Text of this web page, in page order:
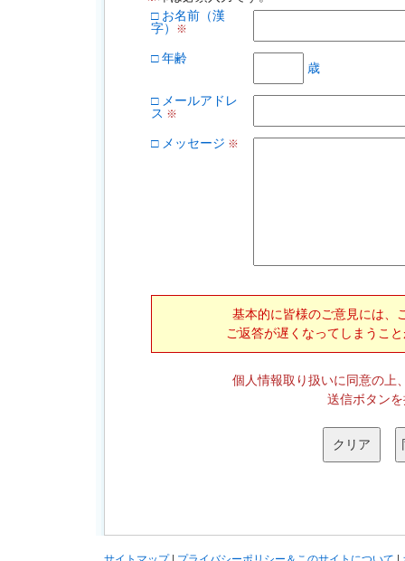
□ お名前（漢
字）
※
□ 年齢
歳
□ メールアドレ
ス ※
□ メッセージ ※
基本的に皆様のご意見には、
ご返答が遅くなってしまうこ
個人情報取り扱いに同意の上
送信ボタン